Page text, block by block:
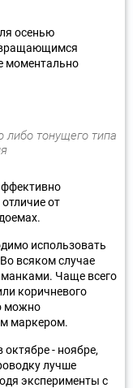
осенью
вращающимся
моментально
тонущего типа
от
использовать
всяком случае
Чаще всего
коричневого
можно
маркером.
- ноябре,
лучше
эксперименты с